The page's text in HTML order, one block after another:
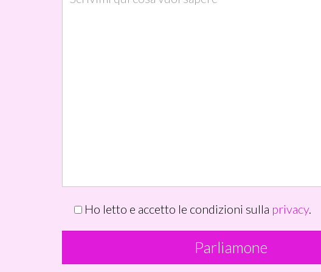
Ho letto e accetto le condizioni sulla privacy.